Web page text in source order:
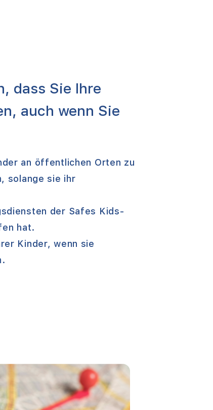
dass Sie Ihre
auch wenn Sie
an öffentlichen Orten zu
solange sie ihr
der Safes Kids-
hat.
Kinder, wenn sie